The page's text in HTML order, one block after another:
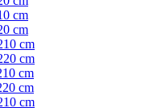
cm
cm
cm
cm
cm
cm
cm